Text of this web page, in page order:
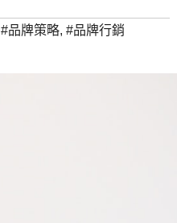
#品牌策略, #品牌行銷